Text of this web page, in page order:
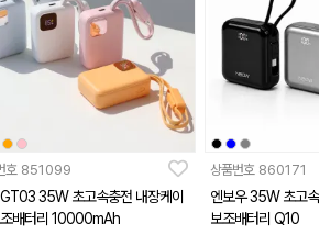
호 851099
35W 초고속충전 내장케이
배터리 10000mAh
상품번호 860171
엔보우 35W 초고
보조배터리 Q10